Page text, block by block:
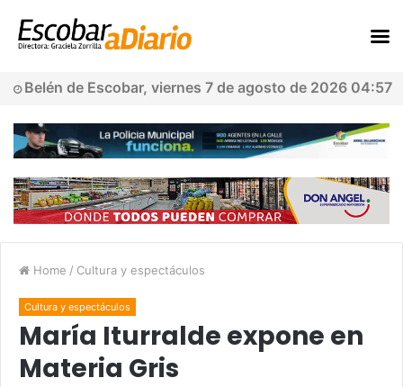
Belén de Escobar, viernes 7 de agosto de 2026 04:57
Home / Cultura y espectáculos
Cultura y espectáculos
María Iturralde expone en
Materia Gris